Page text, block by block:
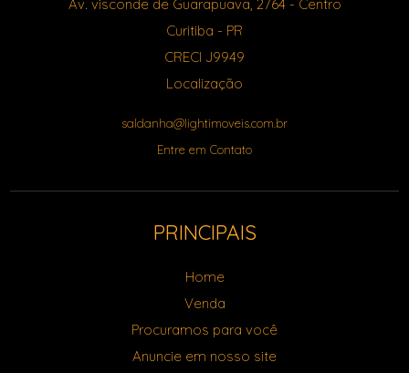
Av. visconde de Guarapuava, 2764- Centro
Curitiba - PR
CRECI J9949
Localização
saldanha@lightimoveis.com.br
Entre em Contato
PRINCIPAIS
Home
Venda
Procuramos para você
Anuncie em nosso site